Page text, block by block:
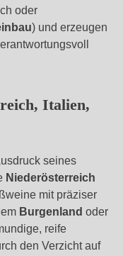
oder
) und erzeugen
Italien,
seines
Niederösterreich
mit präziser
Burgenland oder
reife
den Verzicht auf